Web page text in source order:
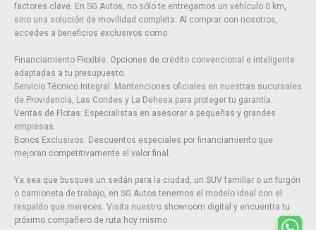
factores clave. En SG Autos, no sólo te entregamos un vehículo 0 km,
sino una solución de movilidad completa. Al comprar con nosotros,
accedes a beneficios exclusivos como:
Financiamiento Flexible: Opciones de crédito convencional e inteligente
adaptadas a tu presupuesto.
Servicio Técnico Integral: Mantenciones oficiales en nuestras sucursales
de Providencia, Las Condes y La Dehesa para proteger tu garantía.
Ventas de Flotas: Especialistas en asesorar a pequeñas y grandes
empresas.
Bonos Exclusivos: Descuentos especiales por financiamiento que
mejoran competitivamente el valor final.
Ya sea que busques un sedán para la ciudad, un SUV familiar o un furgón
o camioneta de trabajo, en SG Autos tenemos el modelo ideal con el
respaldo que mereces. Visita nuestro showroom digital y encuentra tu
próximo compañero de ruta hoy mismo.